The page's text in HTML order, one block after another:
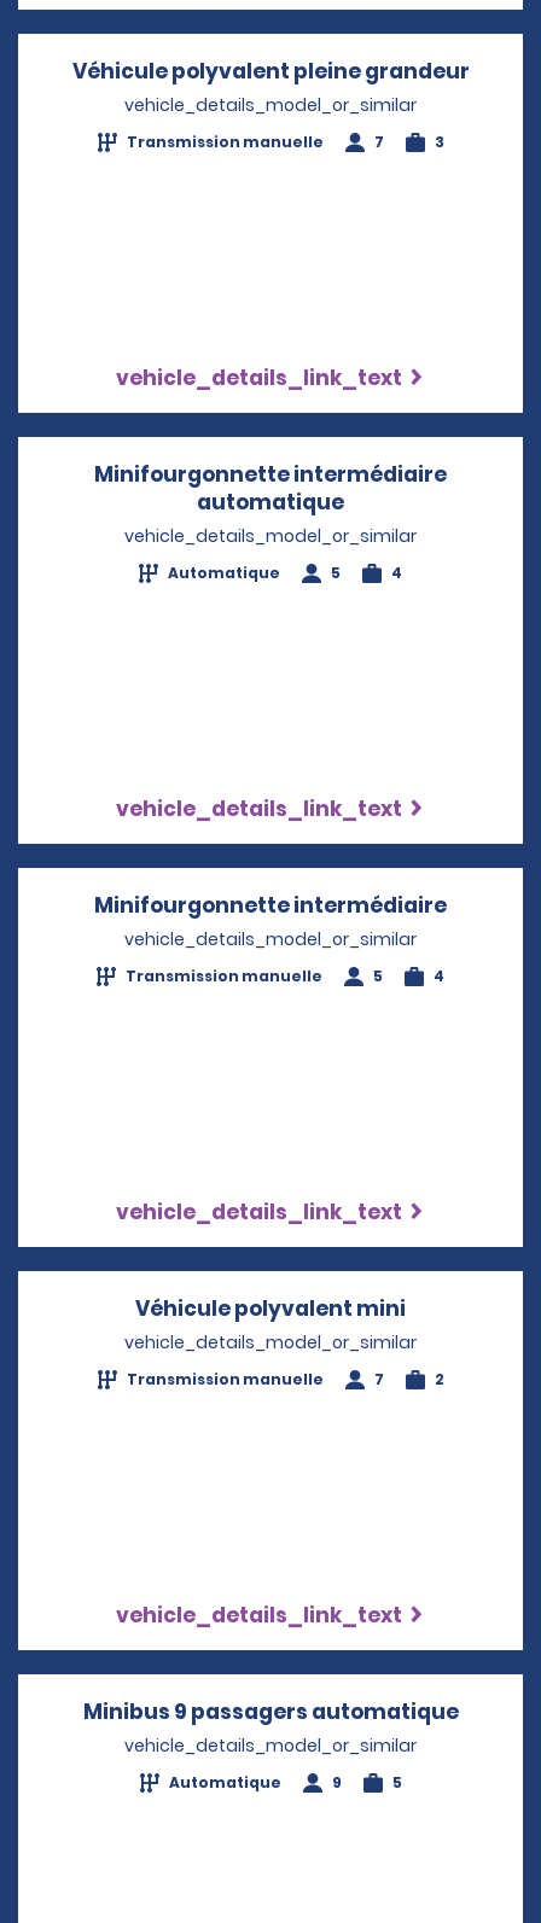
Véhicule polyvalent pleine grandeur
vehicle_details_model_or_similar
Transmission manuelle 7 3
vehicle_details_link_text
Minifourgonnette intermédiaire
automatique
vehicle_details_model_or_similar
Automatique 5 4
vehicle_details_link_text
Minifourgonnette intermédiaire
vehicle_details_model_or_similar
Transmission manuelle 5 4
vehicle_details_link_text
Véhicule polyvalent mini
vehicle_details_model_or_similar
Transmission manuelle 7 2
vehicle_details_link_text
Minibus 9 passagers automatiqueOpens
vehicle_details_model_or_similar
Automatique 9 5